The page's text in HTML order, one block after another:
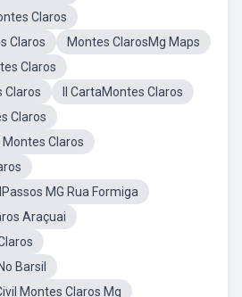
Claros
Claros
Montes ClarosMg Maps
Claros
Claros
II CartaMontes Claros
Claros
Claros
MG Rua Formiga
Araçuai
Barsil
Montes Claros Mg